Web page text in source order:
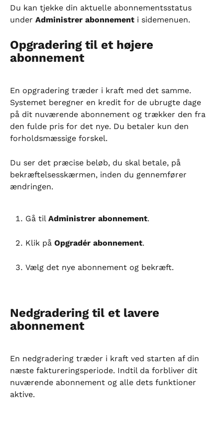
Du kan tjekke din aktuelle abonnementsstatus
under Administrer abonnement i sidemenuen.
Opgradering til et højere
abonnement
En opgradering træder i kraft med det samme.
Systemet beregner en kredit for de ubrugte dage
på dit nuværende abonnement og trækker den fra
den fulde pris for det nye. Du betaler kun den
forholdsmæssige forskel.
Du ser det præcise beløb, du skal betale, på
bekræftelsesskærmen, inden du gennemfører
ændringen.
Gå til Administrer abonnement.
Klik på Opgradér abonnement.
Vælg det nye abonnement og bekræft.
Nedgradering til et lavere
abonnement
En nedgradering træder i kraft ved starten af din
næste faktureringsperiode. Indtil da forbliver dit
nuværende abonnement og alle dets funktioner
aktive.